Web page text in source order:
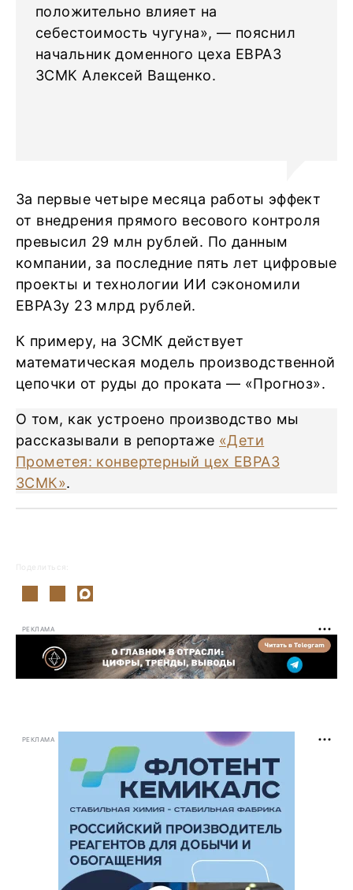
положительно влияет на
себестоимость чугуна», — пояснил
начальник доменного цеха ЕВРАЗ
ЗСМК Алексей Ващенко.
За первые четыре месяца работы эффект
от внедрения прямого весового контроля
превысил 29 млн рублей. По данным
компании, за последние пять лет цифровые
проекты и технологии ИИ сэкономили
ЕВРАЗу 23 млрд рублей.
К примеру, на ЗСМК действует
математическая модель производственной
цепочки от руды до проката — «Прогноз».
О том, как устроено производство мы
рассказывали в репортаже «Дети
Прометея: конвертерный цех ЕВРАЗ
ЗСМК».
Поделиться:
РЕКЛАМА
РЕКЛАМА